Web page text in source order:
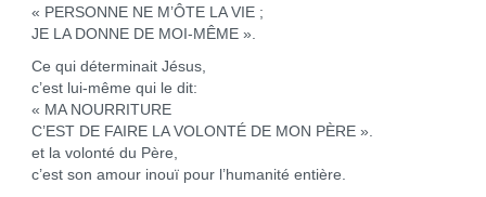
« PERSONNE NE M’ÔTE LA VIE ;
JE LA DONNE DE MOI-MÊME ».
Ce qui déterminait Jésus,
c’est lui-même qui le dit:
« MA NOURRITURE
C’EST DE FAIRE LA VOLONTÉ DE MON PÈRE ».
et la volonté du Père,
c’est son amour inouï pour l’humanité entière.